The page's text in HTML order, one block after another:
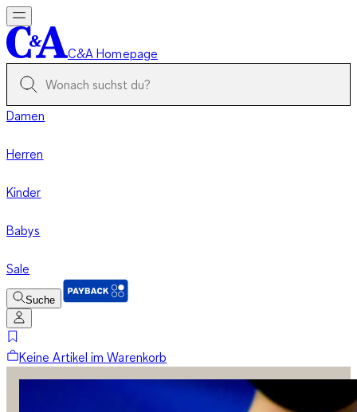
C&A Homepage
Damen
Herren
Kinder
Babys
Sale
Suche
Keine Artikel im Warenkorb